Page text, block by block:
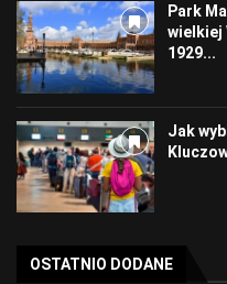
Park
wielkiej
1929...
Jak
OSTATNIO DODANE